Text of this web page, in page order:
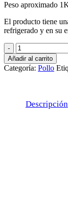
Peso aproximado
El producto tiene
refrigerado y en su
Pollo
ecológico
asado
al
castañas
Añadir al carrito
Categoría: Pollo
Descripción